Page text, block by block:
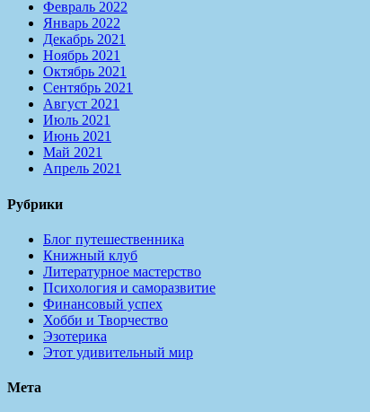
Февраль 2022
Январь 2022
Декабрь 2021
Ноябрь 2021
Октябрь 2021
Сентябрь 2021
Август 2021
Июль 2021
Июнь 2021
Май 2021
Апрель 2021
Рубрики
Блог путешественника
Книжный клуб
Литературное мастерство
Психология и саморазвитие
Финансовый успех
Хобби и Творчество
Эзотерика
Этот удивительный мир
Мета